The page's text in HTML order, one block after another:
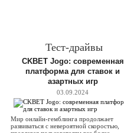
Тест-драйвы
CKBET Jogo: современная
платформа для ставок и
азартных игр
03.09.2024
Мир онлайн-гемблинга продолжает
развиваться с невероятной скоростью,